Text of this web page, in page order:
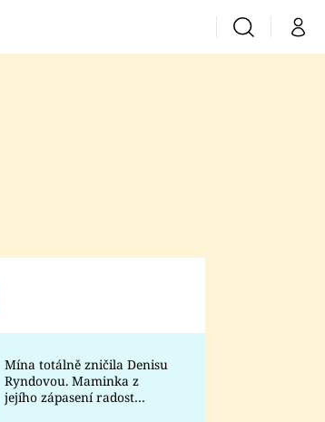
VyhledáváníMůj
Prima Lajk
Sledujte nás
Mína totálně zničila Denisu
Ryndovou. Maminka z
jejího zápasení radost